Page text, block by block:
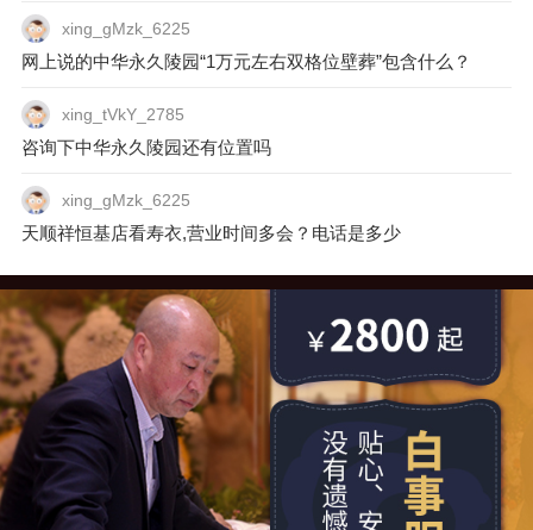
xing_gMzk_6225
网上说的中华永久陵园“1万元左右双格位壁葬”包含什么？
xing_tVkY_2785
咨询下中华永久陵园还有位置吗
xing_gMzk_6225
天顺祥恒基店看寿衣,营业时间多会？电话是多少